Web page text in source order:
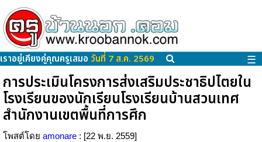
เราอยู่เคียงคู่คุณครูเสมอ วันที่ 7 ส.ค. 2569 ☰
การประเมินโครงการส่งเสริมประชาธิปไตยใน
โรงเรียนของนักเรียนโรงเรียนบ้านสวนเทศ
สำนักงานเขตพื้นที่การศึก
โพสต์โดย amonare : [22 พ.ย. 2559]